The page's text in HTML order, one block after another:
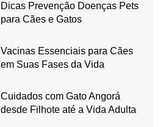
Dicas Prevenção Doenças Pets
para Cães e Gatos
Vacinas Essenciais para Cães
em Suas Fases da Vida
Cuidados com Gato Angorá
desde Filhote até a Vida Adulta